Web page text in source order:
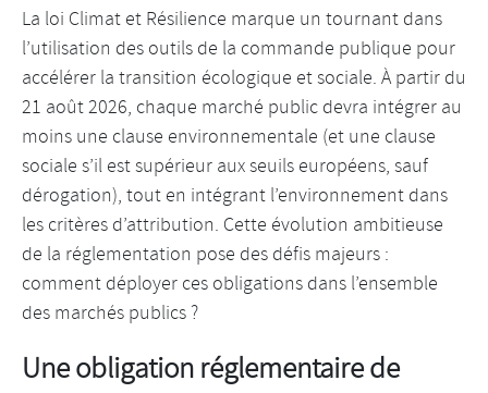
La loi Climat et Résilience marque un tournant dans
l’utilisation des outils de la commande publique pour
accélérer la transition écologique et sociale. À partir du
21 août 2026, chaque marché public devra intégrer au
moins une clause environnementale (et une clause
sociale s’il est supérieur aux seuils européens, sauf
dérogation), tout en intégrant l’environnement dans
les critères d’attribution. Cette évolution ambitieuse
de la réglementation pose des défis majeurs :
comment déployer ces obligations dans l’ensemble
des marchés publics ?
Une obligation réglementaire de